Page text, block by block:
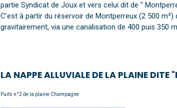
partie Syndicat de Joux et vers celui dit de "
C’est à partir du réservoir de Montperreux (2 500
gravitairement, via une canalisation de 400 puis 350
LA NAPPE ALLUVIALE DE LA PLAINE DITE
Puits n°2 de la plaine Champagne